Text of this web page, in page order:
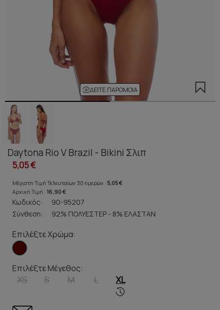
ΔΕΊΤΕ ΠΑΡΌΜΟΙΑ
Daytona Rio V Brazil - Bikini Σλιπ
5,05 €
Μέγιστη Τιμή Τελευταίων 30 ημερών : 5,05 €
Αρχική Τιμή : 16,90 €
Κωδικός:
90-95207
Σύνθεση:
92% ΠΟΛΥΕΣΤΕΡ - 8% ΕΛΑΣΤΑΝ
Επιλέξτε Χρώμα:
Επιλέξτε Μέγεθος:
XS S M L XL